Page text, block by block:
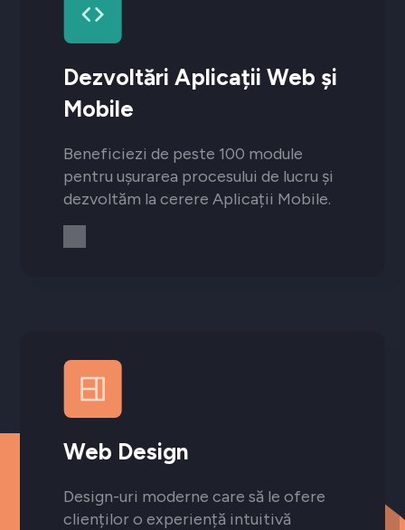
Dezvoltări Aplicații Web și
Mobile
Beneficiezi de peste 100 module
pentru ușurarea procesului de lucru și
dezvoltăm la cerere Aplicații Mobile.
Web Design
Design-uri moderne care să le ofere
clienților o experiență intuitivă